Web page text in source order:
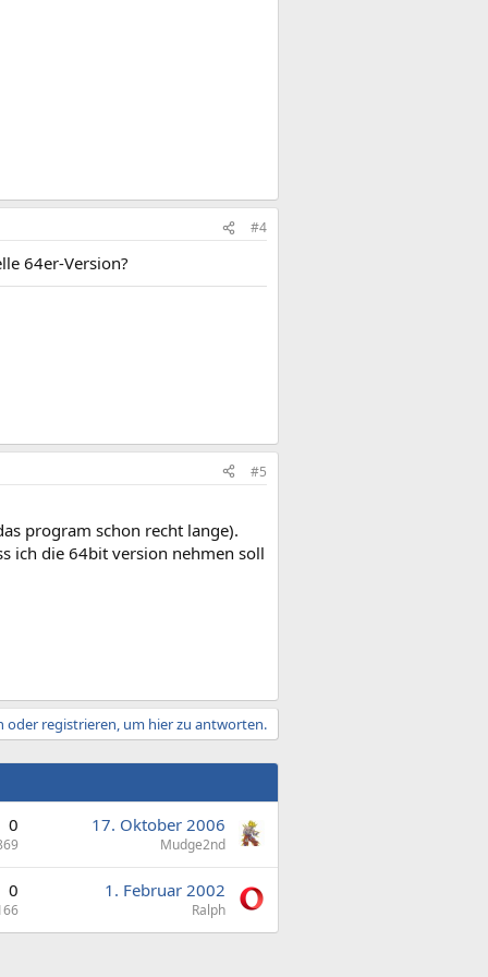
#4
64er-Version?
#5
program schon recht lange).
ich die 64bit version nehmen soll
oder registrieren, um hier zu antworten.
0 17. Oktober 2006
Mudge2nd
0 1. Februar 2002
Ralph